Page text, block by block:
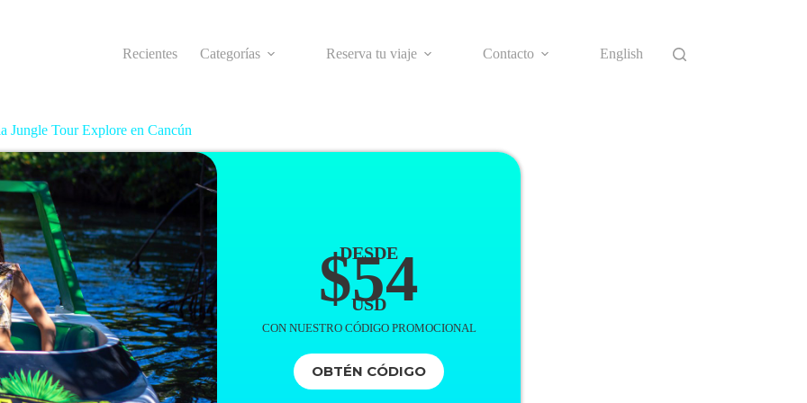
Recientes
Categorías Reserva tu viaje Contacto English
Jungle Tour Explore en Cancún
DESDE
$54
USD
CON NUESTRO CÓDIGO PROMOCIONAL
OBTÉN CÓDIGO